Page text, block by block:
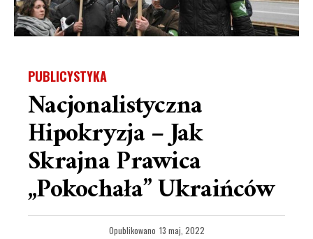
PUBLICYSTYKA
Nacjonalistyczna
Hipokryzja – Jak
Skrajna Prawica
„pokochała” Ukraińców
Opublikowano 13 maj, 2022